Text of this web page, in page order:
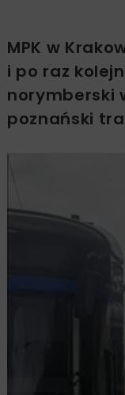
MPK w
i po raz
norymberski
poznański